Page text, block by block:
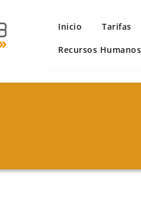
Inicio Tarifas
Recursos Humanos